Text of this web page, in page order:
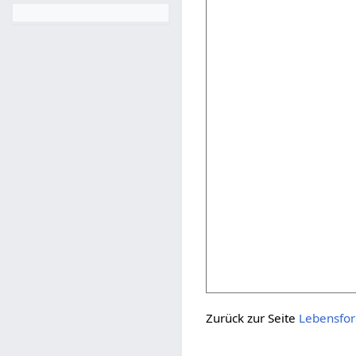
Zurück zur Seite